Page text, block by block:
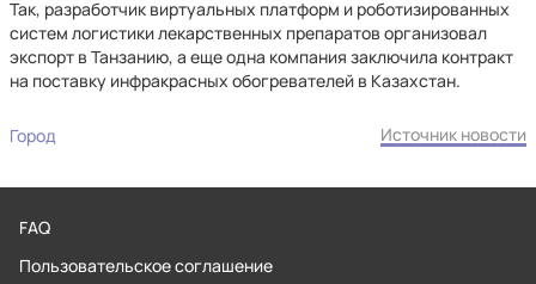
Так, разработчик виртуальных платформ и роботизированных
систем логистики лекарственных препаратов организовал
экспорт в Танзанию, а еще одна компания заключила контракт
на поставку инфракрасных обогревателей в Казахстан.
Город Источник новости
FAQ
Пользовательское соглашение